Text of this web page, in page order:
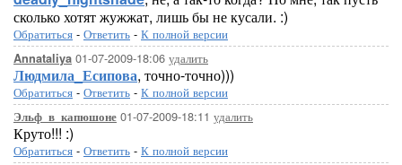
сколько хотят жужжат, лишь бы не кусали. :)
Обратиться - Ответить - К полной версии
Annataliya 01-07-2009-18:06 удалить
Людмила_Есипова, точно-точно)))
Обратиться - Ответить - К полной версии
Эльф_в_капюшоне 01-07-2009-18:11 удалить
Круто!!! :)
Обратиться - Ответить - К полной версии